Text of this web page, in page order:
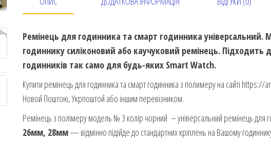
Ремінець для годинника та смарт годинника
годиннику силіконовий або каучуковий ремінець. Підходить
годинників так само для будь-яких Smart Watch.
Купити ремінець для годинника та смарт годинника з полимеру на сайті
Новой Поштою, Укрпоштой або іншим перевізником.
Ремінець з полімеру модель № 3 колір чорний – універсальний ремінець для
26мм, 28мм— відмінно підійде до стандартних кріплень на Вашому